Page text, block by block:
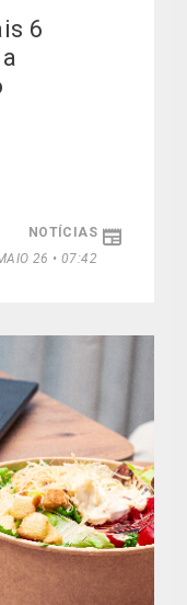
6
NOTÍCIAS
26 • 07:42